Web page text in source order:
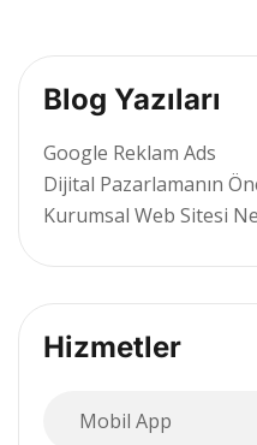
Blog Yazıları
Google Reklam Ads
Dijital Pazarlamanın
Kurumsal Web Sitesi
Hizmetler
Mobil App